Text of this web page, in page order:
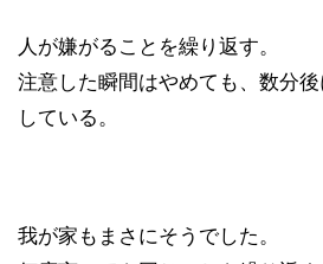
人が嫌がることを繰り返す。
注意した瞬間はやめても、数分
している。
我が家もまさにそうでした。